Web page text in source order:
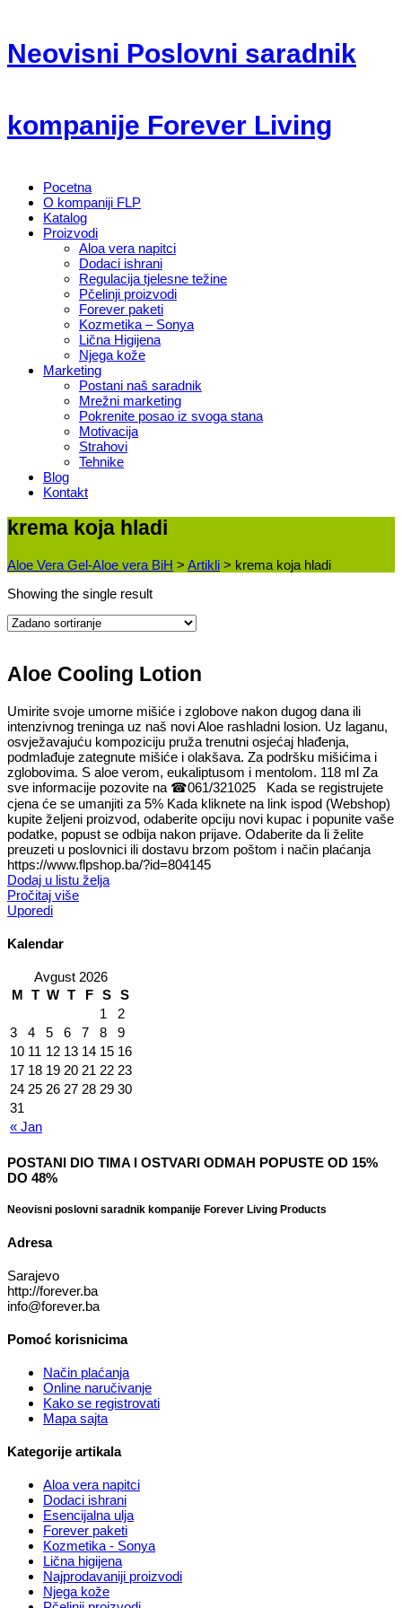
Neovisni Poslovni saradnik
kompanije Forever Living
Pocetna
O kompaniji FLP
Katalog
Proizvodi
Aloa vera napitci
Dodaci ishrani
Regulacija tjelesne težine
Pčelinji proizvodi
Forever paketi
Kozmetika – Sonya
Lična Higijena
Njega kože
Marketing
Postani naš saradnik
Mrežni marketing
Pokrenite posao iz svoga stana
Motivacija
Strahovi
Tehnike
Blog
Kontakt
krema koja hladi
Aloe Vera Gel-Aloe vera BiH > Artikli > krema koja hladi
Showing the single result
Aloe Cooling Lotion
Umirite svoje umorne mišiće i zglobove nakon dugog dana ili
intenzivnog treninga uz naš novi Aloe rashladni losion. Uz laganu,
osvježavajuću kompoziciju pruža trenutni osjećaj hlađenja,
podmlađuje zategnute mišiće i olakšava. Za podršku mišićima i
zglobovima. S aloe verom, eukaliptusom i mentolom. 118 ml Za
sve informacije pozovite na ☎061/321025 Kada se registrujete
cjena će se umanjiti za 5% Kada kliknete na link ispod (Webshop)
kupite željeni proizvod, odaberite opciju novi kupac i popunite vaše
podatke, popust se odbija nakon prijave. Odaberite da li želite
preuzeti u poslovnici ili dostavu brzom poštom i način plaćanja
https://www.flpshop.ba/?id=804145
Dodaj u listu želja
Pročitaj više
Uporedi
Kalendar
Avgust 2026
M T W T F S S
« Jan
1
2
3
4 5 6 7 8
9
10 11 12 13 14 15 16
17 18 19 20 21 22 23
24 25 26 27 28 29 30
31
POSTANI DIO TIMA I OSTVARI ODMAH POPUSTE OD 15%
DO 48%
Neovisni poslovni saradnik kompanije Forever Living Products
Adresa
Sarajevo
http://forever.ba
info@forever.ba
Pomoć korisnicima
Način plaćanja
Online naručivanje
Kako se registrovati
Mapa sajta
Kategorije artikala
Aloa vera napitci
Dodaci ishrani
Esencijalna ulja
Forever paketi
Kozmetika - Sonya
Lična higijena
Najprodavaniji proizvodi
Njega kože